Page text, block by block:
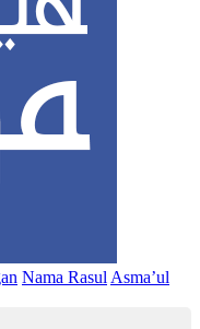
Nama Rasul Asma’ul